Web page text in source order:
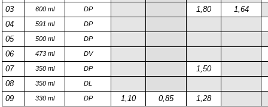
03 600 ml DP 1,80
1,64
04
591 ml DP
05 500 ml DP
06 473 ml DV
07 350 ml DP
1,50
08
350 ml DL
09 330 ml DP 1,10 0,85 1,28